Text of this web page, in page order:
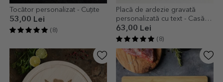
Tocător personalizat - Cuțite
53,00 Lei
(8)
Placă de ardezie gravată
personalizată cu text - Casă
de piatră
63,00 Lei
(8)